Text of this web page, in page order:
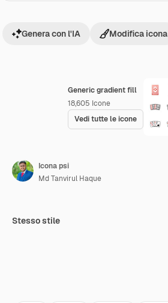
Generic gradient fill
18,605 Icone
Vedi tutte le icone
Genera con l'IA Modifica icona
Icona psi
Md Tanvirul Haque
Stesso stile